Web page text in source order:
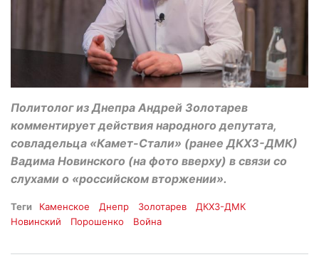
Политолог из Днепра Андрей Золотарев
комментирует действия народного депутата,
совладельца «Камет-Стали» (ранее ДКХЗ-ДМК)
Вадима Новинского (на фото вверху) в связи со
слухами о «российском вторжении».
Теги Каменское Днепр Золотарев
ДКХЗ-ДМК
Новинский
Порошенко Война